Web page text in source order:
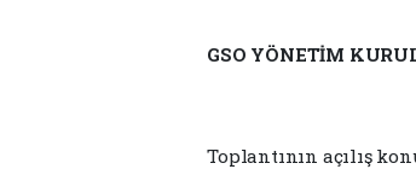
GSO YÖNETİM
Toplantının açılış